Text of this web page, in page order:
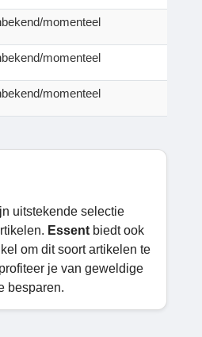
momenteel
momenteel
momenteel
uitstekende selectie
Essent biedt ook
om dit soort artikelen te
je van geweldige
besparen.